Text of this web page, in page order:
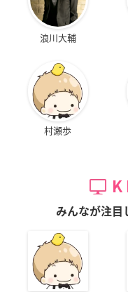
浪川大輔
村瀬歩
みんなが注目